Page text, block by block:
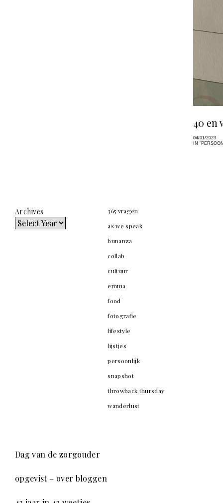
40 en
04/01/2023
IN
Archives
365 vragen
as we speak
bunanza
collab
cultuur
emma
food
fotografie
lifestyle
lijstjes
persoonlijk
snapshot
throwback thursday
wanderlust
Dag van de zorgouder
opgevist – over bloggen